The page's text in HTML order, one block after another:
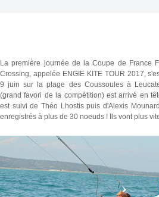
La première journée de la Coupe de France
Crossing, appelée ENGIE KITE TOUR 2017,
9 juin sur la plage des Coussoules à
(grand favori de la compétition) est arrivé en
est suivi de Théo Lhostis puis d'Alexis
enregistrés à plus de 30 noeuds ! Ils vont plus